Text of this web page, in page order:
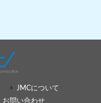
JMCについて
お問い合わせ